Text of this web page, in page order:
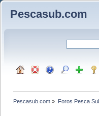
Pescasub.com
Pescasub.com » Foros Pesca